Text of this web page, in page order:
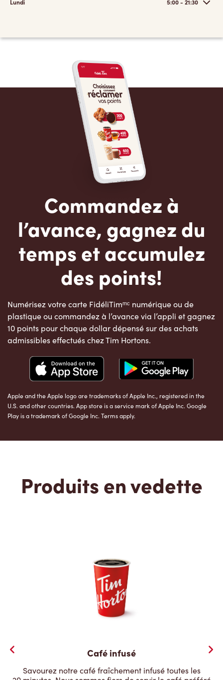
Lundi 5:00 - 21:30
Commandez à
l’avance, gagnez du
temps et accumulez
des points!
Numérisez votre carte FidéliTimᵐᶜ numérique ou de
plastique ou commandez à l’avance via l’appli et gagnez
10 points pour chaque dollar dépensé sur des achats
admissibles effectués chez Tim Hortons.
Apple and the Apple logo are trademarks of Apple Inc., registered in the
U.S. and other countries. App store is a service mark of Apple Inc. Google
Play is a trademark of Google Inc. Terms apply.
Produits en vedette
Café infusé
Savourez notre café fraîchement infusé toutes les